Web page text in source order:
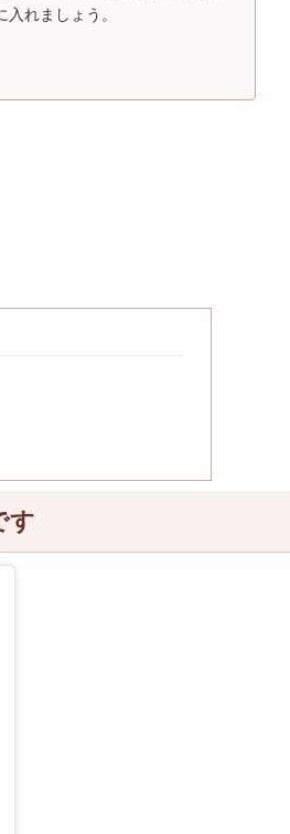
れましょう。
す